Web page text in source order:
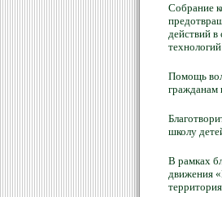
Собрание
действий
технологий
Помощь
гражданам
школу
В рамках
движения